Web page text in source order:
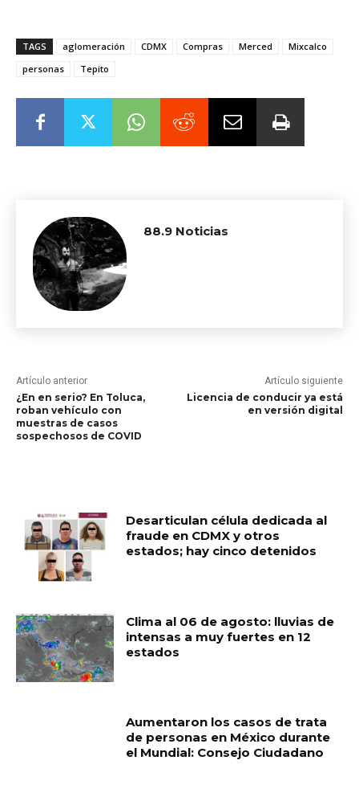
TAGS aglomeración CDMX Compras Merced
Mixcalco
personas
Tepito
88.9 Noticias
Artículo anterior
¿En en serio? En Toluca,
roban vehículo con
muestras de casos
sospechosos de COVID
Artículo siguiente
Licencia de conducir ya está
en versión digital
Desarticulan célula dedicada al
fraude en CDMX y otros
estados; hay cinco detenidos
Clima al 06 de agosto: lluvias de
intensas a muy fuertes en 12
estados
Aumentaron los casos de trata
de personas en México durante
el Mundial: Consejo Ciudadano